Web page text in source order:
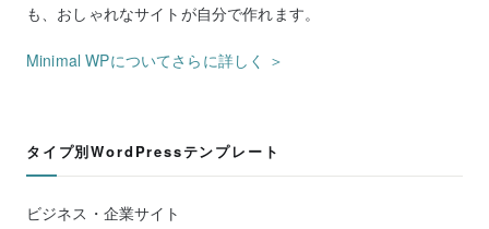
も、おしゃれなサイトが自分で作れます。
Minimal WPについてさらに詳しく ＞
タイプ別WordPressテンプレート
ビジネス・企業サイト